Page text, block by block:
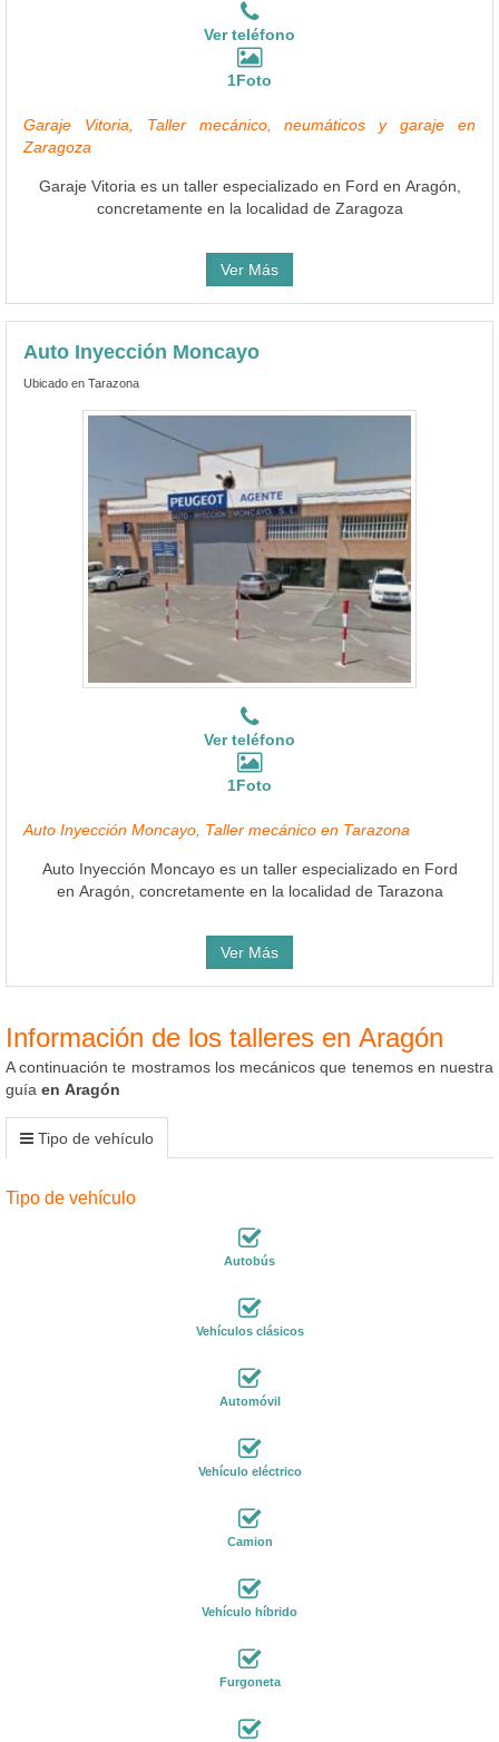
Ver teléfono
1Foto
Garaje Vitoria, Taller mecánico, neumáticos y garaje en
Zaragoza
Garaje Vitoria es un taller especializado en Ford en Aragón,
concretamente en la localidad de Zaragoza
Ver Más
Auto Inyección Moncayo
Ubicado en Tarazona
Ver teléfono
1Foto
Auto Inyección Moncayo, Taller mecánico en Tarazona
Auto Inyección Moncayo es un taller especializado en Ford
en Aragón, concretamente en la localidad de Tarazona
Ver Más
Información de los talleres en Aragón
A continuación te mostramos los mecánicos que tenemos en nuestra
guía en Aragón
Tipo de vehículo
Tipo de vehículo
Autobús
Vehículos clásicos
Automóvil
Vehículo eléctrico
Camion
Vehículo híbrido
Furgoneta